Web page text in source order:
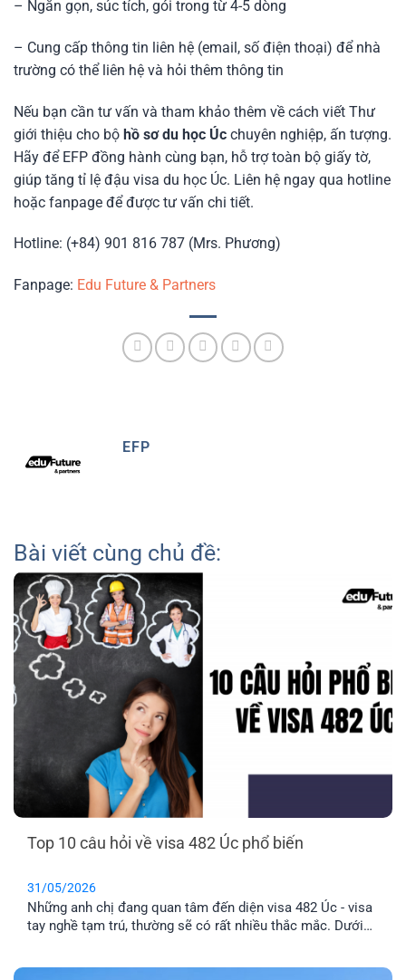
– Ngắn gọn, súc tích, gói trong từ 4-5 dòng
– Cung cấp thông tin liên hệ (email, số điện thoại) để nhà
trường có thể liên hệ và hỏi thêm thông tin
Nếu bạn cần tư vấn và tham khảo thêm về cách viết Thư
giới thiệu cho bộ hồ sơ du học Úc chuyên nghiệp, ấn tượng.
Hãy để EFP đồng hành cùng bạn, hỗ trợ toàn bộ giấy tờ,
giúp tăng tỉ lệ đậu visa du học Úc. Liên hệ ngay qua hotline
hoặc fanpage để được tư vấn chi tiết.
Hotline: (+84) 901 816 787 (Mrs. Phương)
Fanpage: Edu Future & Partners
EFP
Bài viết cùng chủ đề:
Top 10 câu hỏi về visa 482 Úc phổ biến
31/05/2026
Những anh chị đang quan tâm đến diện visa 482 Úc - visa
tay nghề tạm trú, thường sẽ có rất nhiều thắc mắc. Dưới